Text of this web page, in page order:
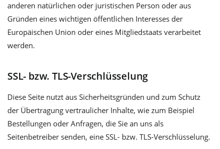
anderen natürlichen oder juristischen Person oder aus
Gründen eines wichtigen öffentlichen Interesses der
Europäischen Union oder eines Mitgliedstaats verarbeitet
werden.
SSL- bzw. TLS-Verschlüsselung
Diese Seite nutzt aus Sicherheitsgründen und zum Schutz
der Übertragung vertraulicher Inhalte, wie zum Beispiel
Bestellungen oder Anfragen, die Sie an uns als
Seitenbetreiber senden, eine SSL- bzw. TLS-Verschlüsselung.